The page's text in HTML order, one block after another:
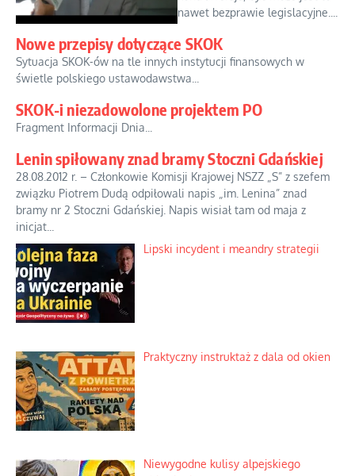
nawet bezprawie legislacyjne....
Nowe przepisy dotyczące SKOK
Sytuacja SKOK-ów na tle innych instytucji finansowych w
świetle polskiego ustawodawstwa...
SKOK-i niezadowolone projektem PO
Fragment Informacji Dnia...
Lenin spiłowany znad bramy Stoczni Gdańskiej
28.08.2012 r. – Członkowie Komisji Krajowej NSZZ „S” z szefem
związku Piotrem Dudą odpiłowali napis „im. Lenina” znad
bramy nr 2 Stoczni Gdańskiej. Napis wisiał tam od maja z
inicjat...